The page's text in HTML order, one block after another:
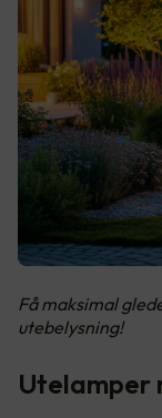
Få maksimal
utebelysning!
Utelamper